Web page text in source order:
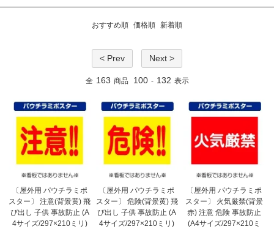
おすすめ順 価格順 新着順
< Prev Next >
全 163 商品 100 - 132 表示
〔屋外用 パウチラミポ
スター〕 注意(背景黄) 飛
び出し 子供 事故防止 (A
4サイズ/297×210ミリ)
〔屋外用 パウチラミポ
スター〕 危険(背景黄) 飛
び出し 子供 事故防止 (A
4サイズ/297×210ミリ)
〔屋外用 パウチラミポ
スター〕 火気厳禁(背景
赤) 注意 危険 事故防止
(A4サイズ/297×210ミ